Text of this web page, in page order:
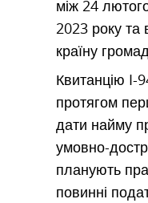
між 24
2023 року та
країну
Квитанцію I-
протягом
дати найму
умовно-
планують
повинні